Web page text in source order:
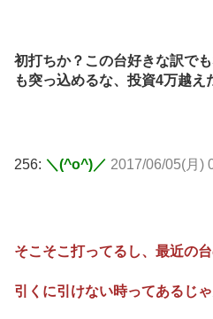
初打ちか？この台好きな訳で
も突っ込めるな、投資4万越え
256: ＼(^o^)／ 2017/06/05(月)
そこそこ打ってるし、最近の
引くに引けない時ってあるじゃ